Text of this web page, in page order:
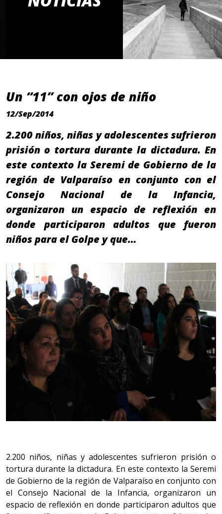
Un “11” con ojos de niño
12/Sep/2014
2.200 niños, niñas y adolescentes sufrieron
prisión o tortura durante la dictadura. En
este contexto la Seremi de Gobierno de la
región de Valparaíso en conjunto con el
Consejo Nacional de la Infancia,
organizaron un espacio de reflexión en
donde participaron adultos que fueron
niños para el Golpe y que…
2.200 niños, niñas y adolescentes sufrieron prisión o
tortura durante la dictadura. En este contexto la Seremi
de Gobierno de la región de Valparaíso en conjunto con
el Consejo Nacional de la Infancia, organizaron un
espacio de reflexión en donde participaron adultos que